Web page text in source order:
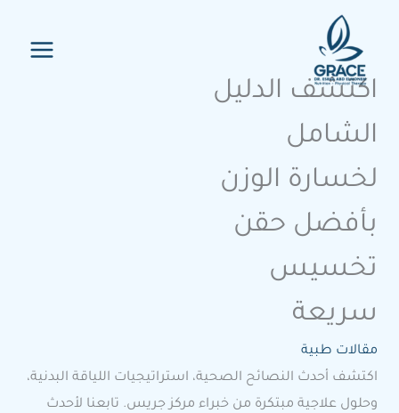
المحتوى
اكتشف الدليل
الشامل
لخسارة الوزن
بأفضل حقن
تخسيس
سريعة
مقالات طبية
اكتشف أحدث النصائح الصحية، استراتيجيات اللياقة البدنية،
وحلول علاجية مبتكرة من خبراء مركز جريس. تابعنا لأحدث